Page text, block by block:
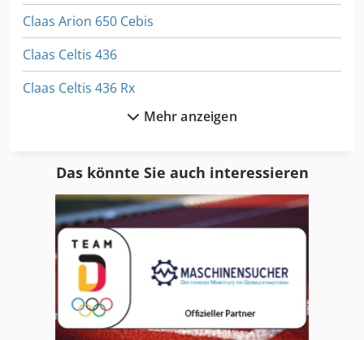
Claas Arion 650 Cebis
Claas Celtis 436
Claas Celtis 436 Rx
Claas Celtis 446 Rx
Claas Disco 290
Claas Disco 300
Claas Disco 3050 Fc
Claas Disco 3100
Mehr anzeigen
Das könnte Sie auch interessieren